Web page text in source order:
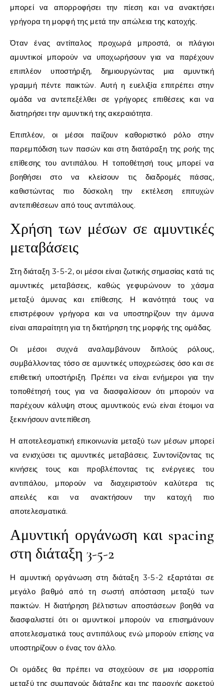
μπορεί να απορροφήσει την πίεση και να ανακτήσει
γρήγορα τη μορφή της μετά την απώλεια της κατοχής.
Όταν ένας αντίπαλος προχωρά μπροστά, οι πλάγιοι
αμυντικοί μπορούν να υποχωρήσουν για να παρέχουν
επιπλέον υποστήριξη, δημιουργώντας μια αμυντική
γραμμή πέντε παικτών. Αυτή η ευελιξία επιτρέπει στην
ομάδα να αντεπεξέλθει σε γρήγορες επιθέσεις και να
διατηρήσει την αμυντική της ακεραιότητα.
Επιπλέον, οι μέσοι παίζουν καθοριστικό ρόλο στην
παρεμπόδιση των πασών και στη διατάραξη της ροής της
επίθεσης του αντιπάλου. Η τοποθέτησή τους μπορεί να
βοηθήσει στο να κλείσουν τις διαδρομές πάσας,
καθιστώντας πιο δύσκολη την εκτέλεση επιτυχών
αντεπιθέσεων από τους αντιπάλους.
Χρήση των μέσων σε αμυντικές
μεταβάσεις
Στη διάταξη 3-5-2, οι μέσοι είναι ζωτικής σημασίας κατά τις
αμυντικές μεταβάσεις, καθώς γεφυρώνουν το χάσμα
μεταξύ άμυνας και επίθεσης. Η ικανότητά τους να
επιστρέφουν γρήγορα και να υποστηρίζουν την άμυνα
είναι απαραίτητη για τη διατήρηση της μορφής της ομάδας.
Οι μέσοι συχνά αναλαμβάνουν διπλούς ρόλους,
συμβάλλοντας τόσο σε αμυντικές υποχρεώσεις όσο και σε
επιθετική υποστήριξη. Πρέπει να είναι ενήμεροι για την
τοποθέτησή τους για να διασφαλίσουν ότι μπορούν να
παρέχουν κάλυψη στους αμυντικούς ενώ είναι έτοιμοι να
ξεκινήσουν αντεπίθεση.
Η αποτελεσματική επικοινωνία μεταξύ των μέσων μπορεί
να ενισχύσει τις αμυντικές μεταβάσεις. Συντονίζοντας τις
κινήσεις τους και προβλέποντας τις ενέργειες του
αντιπάλου, μπορούν να διαχειριστούν καλύτερα τις
απειλές και να ανακτήσουν την κατοχή πιο
αποτελεσματικά.
Αμυντική οργάνωση και spacing
στη διάταξη 3-5-2
Η αμυντική οργάνωση στη διάταξη 3-5-2 εξαρτάται σε
μεγάλο βαθμό από τη σωστή απόσταση μεταξύ των
παικτών. Η διατήρηση βέλτιστων αποστάσεων βοηθά να
διασφαλιστεί ότι οι αμυντικοί μπορούν να επισημάνουν
αποτελεσματικά τους αντιπάλους ενώ μπορούν επίσης να
υποστηρίζουν ο ένας τον άλλο.
Οι ομάδες θα πρέπει να στοχεύουν σε μια ισορροπία
μεταξύ της συμπαγούς διάταξης και της παροχής αρκετού